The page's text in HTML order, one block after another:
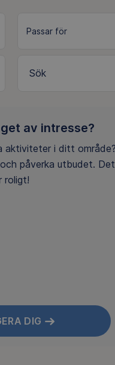
Sök
av intresse?
aktiviteter i ditt
påverka utbudet. Det
roligt!
DIG